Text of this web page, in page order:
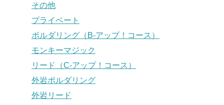
その他
プライベート
ボルダリング（B-アップ！コース）
モンキーマジック
リード（C-アップ！コース）
外岩ボルダリング
外岩リード